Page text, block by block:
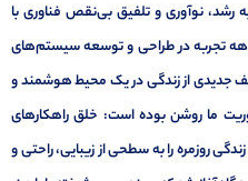
سال ۲۰۱۰ با اشتیاق به رشد، نوآوری و تلفیق بی‌نقص فناوری با
تجربه در طراحی و توسعه سیستم‌های
جدیدی از زندگی در یک محیط هوشمند و
ما روشن بوده است: خلق راهکارهای
روزمره را به سطحی از زیبایی، راحتی و